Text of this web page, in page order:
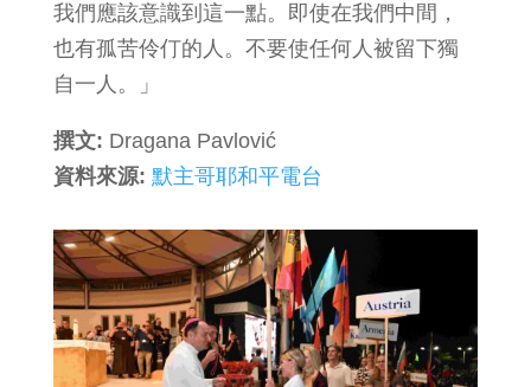
我們應該意識到這一點。即使在我們中間，
也有孤苦伶仃的人。不要使任何人被留下獨
自一人。」
撰文: Dragana Pavlović
資料來源: 默主哥耶和平電台